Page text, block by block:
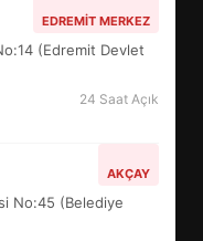
EDREMIT MERKEZ
(Edremit Devlet
24 Saat Açık
AKÇAY
No:45 (Belediye
TÜRKİYE
SÜRE